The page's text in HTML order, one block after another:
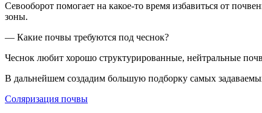
Севооборот помогает на какое-то время избавиться от
зоны.
— Какие почвы требуются под чеснок?
Чеснок любит хорошо структурированные, нейтральные
В дальнейшем создадим большую подборку самых
Соляризация почвы